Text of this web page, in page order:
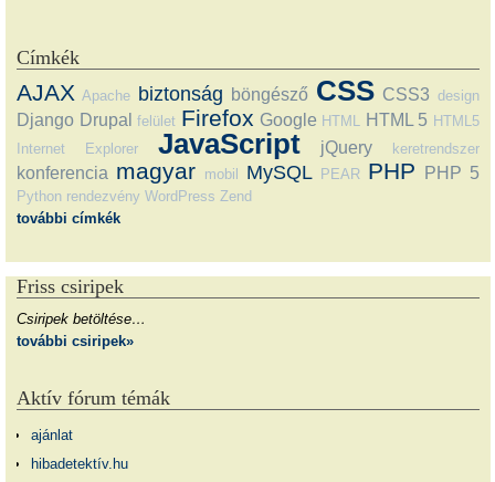
Címkék
AJAX Apache biztonság böngésző CSS CSS3 design
Django Drupal felület Firefox Google HTML HTML 5 HTML5
Internet Explorer
JavaScript jQuery keretrendszer
konferencia magyar mobil MySQL PEAR PHP PHP 5
Python rendezvény WordPress Zend
további címkék
Friss csiripek
Csiripek betöltése…
további csiripek»
Aktív fórum témák
ajánlat
hibadetektív.hu